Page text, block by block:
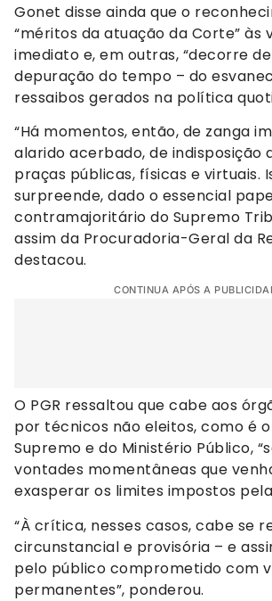
Gonet disse ainda que o
“méritos da atuação da Corte” às
imediato e, em outras, “decorre
depuração do tempo – do
ressaibos gerados na política
“Há momentos, então, de zanga
alarido acerbado, de indisposição
praças públicas, físicas e virtuais.
surpreende, dado o essencial
contramajoritário do Supremo
assim da Procuradoria-Geral da
destacou.
CONTINUA APÓS A
O PGR ressaltou que cabe aos
por técnicos não eleitos, como é
Supremo e do Ministério Público,
vontades momentâneas que
exasperar os limites impostos
“À crítica, nesses casos, cabe se
circunstancial e provisória – e
pelo público comprometido com
permanentes”, ponderou.